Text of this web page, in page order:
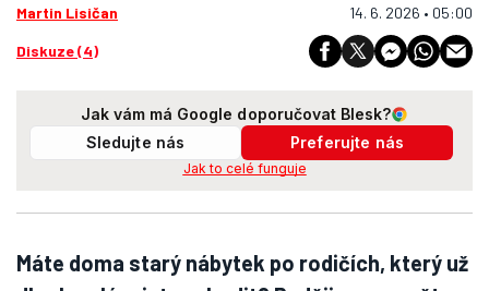
Martin Lisičan 14. 6. 2026 • 05:00
Diskuze (4)
Jak vám má Google doporučovat Blesk?
Sledujte nás
Preferujte nás
Jak to celé funguje
Máte doma starý nábytek po rodičích, který už